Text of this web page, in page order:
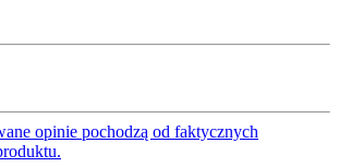
opinie pochodzą od faktycznych